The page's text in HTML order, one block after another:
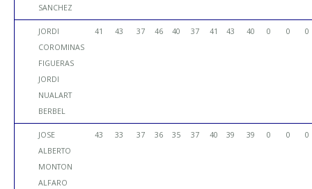
SANCHEZ
JORDI
COROMINAS
FIGUERAS
JORDI
NUALART
BERBEL
41 43 37 46 40 37 41 43 40 0 0 0
JOSE
ALBERTO
MONTON
ALFARO
43 33 37 36 35 37 40 39 39 0 0 0